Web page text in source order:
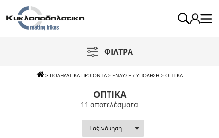
ΦΙΛΤΡΑ
> ΠΟΔΗΛΑΤΙΚΑ ΠΡΟΙΟΝΤΑ > ΕΝΔΥΣΗ / ΥΠΟΔΗΣΗ >ΟΠΤΙΚΑ
ΟΠΤΙΚΑ
11 απoτελέσματα